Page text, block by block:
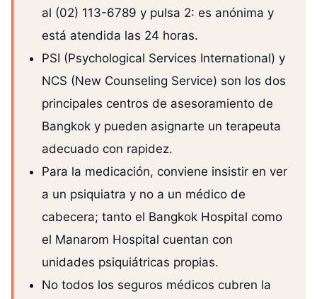
al (02) 113-6789 y pulsa 2: es anónima y
está atendida las 24 horas.
PSI (Psychological Services International) y
NCS (New Counseling Service) son los dos
principales centros de asesoramiento de
Bangkok y pueden asignarte un terapeuta
adecuado con rapidez.
Para la medicación, conviene insistir en ver
a un psiquiatra y no a un médico de
cabecera; tanto el Bangkok Hospital como
el Manarom Hospital cuentan con
unidades psiquiátricas propias.
No todos los seguros médicos cubren la